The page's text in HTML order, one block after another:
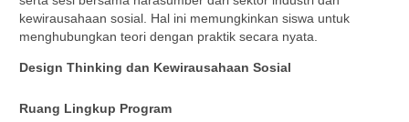
kewirausahaan sosial. Hal ini memungkinkan siswa untuk
menghubungkan teori dengan praktik secara nyata.
Design Thinking dan Kewirausahaan Sosial
Ruang Lingkup Program